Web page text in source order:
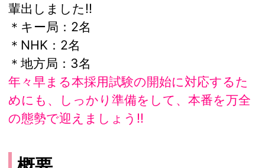
輩出しました!!
＊キー局：2名
＊NHK：2名
＊地方局：3名
年々早まる本採用試験の開始に対応するた
めにも、しっかり準備をして、本番を万全
の態勢で迎えましょう!!